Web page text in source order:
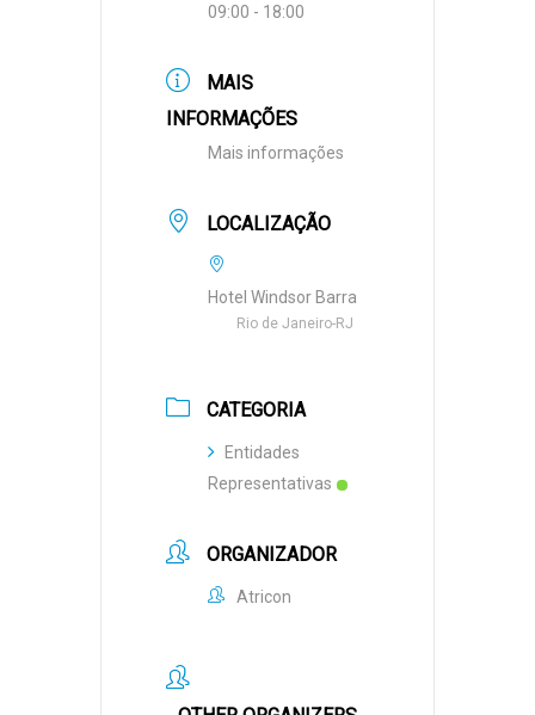
09:00 - 18:00
MAIS
INFORMAÇÕES
Mais informações
LOCALIZAÇÃO
Hotel Windsor Barra
Rio de Janeiro-RJ
CATEGORIA
Entidades
Representativas
ORGANIZADOR
Atricon